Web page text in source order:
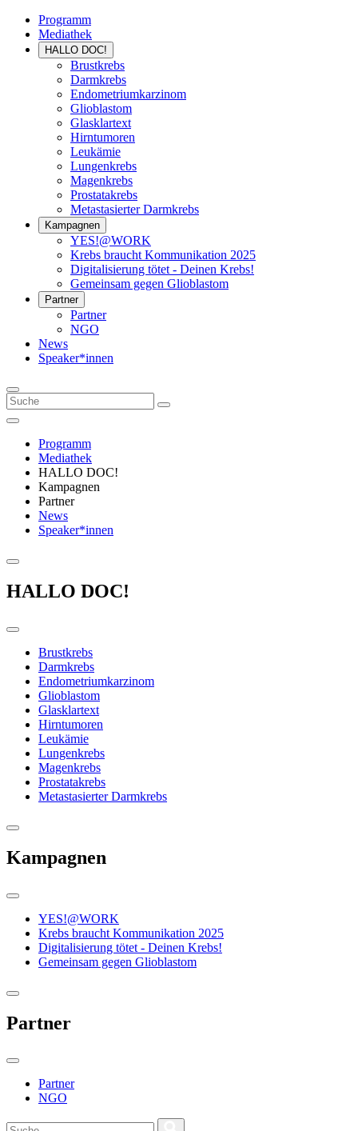
Programm
Mediathek
HALLO DOC!
Brustkrebs
Darmkrebs
Endometriumkarzinom
Glioblastom
Glasklartext
Hirntumoren
Leukämie
Lungenkrebs
Magenkrebs
Prostatakrebs
Metastasierter Darmkrebs
Kampagnen
YES!@WORK
Krebs braucht Kommunikation 2025
Digitalisierung tötet - Deinen Krebs!
Gemeinsam gegen Glioblastom
Partner
Partner
NGO
News
Speaker*innen
Programm
Mediathek
HALLO DOC!
Kampagnen
Partner
News
Speaker*innen
HALLO DOC!
Brustkrebs
Darmkrebs
Endometriumkarzinom
Glioblastom
Glasklartext
Hirntumoren
Leukämie
Lungenkrebs
Magenkrebs
Prostatakrebs
Metastasierter Darmkrebs
Kampagnen
YES!@WORK
Krebs braucht Kommunikation 2025
Digitalisierung tötet - Deinen Krebs!
Gemeinsam gegen Glioblastom
Partner
Partner
NGO